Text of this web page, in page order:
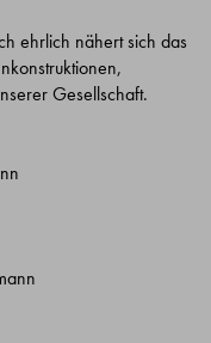
ehrlich nähert sich das
Gesellschaft.